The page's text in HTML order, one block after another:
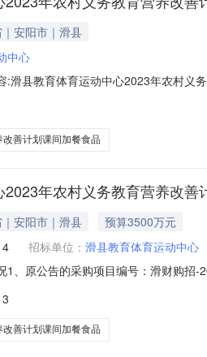
安阳市｜滑县
中心
:滑县教育体育运动中心2023年农村
善计划课间加餐食品
年农村义务教育营养改
安阳市｜滑县
预算3500万元
招标单位： 滑县教育体育运动中心
1、原公告的采购项目编号：滑财购招
时间）二、更正信息1、更正事项：
善计划课间加餐食品